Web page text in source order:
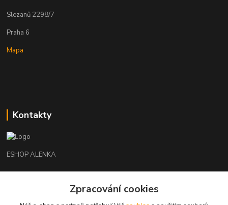
Slezanů 2298/7
Praha 6
Mapa
Kontakty
ESHOP ALENKA
+420602541312Zpracování cookies